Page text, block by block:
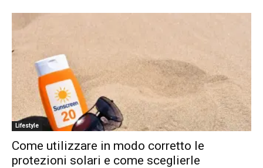
Lifestyle
Come utilizzare in modo corretto le
protezioni solari e come sceglierle